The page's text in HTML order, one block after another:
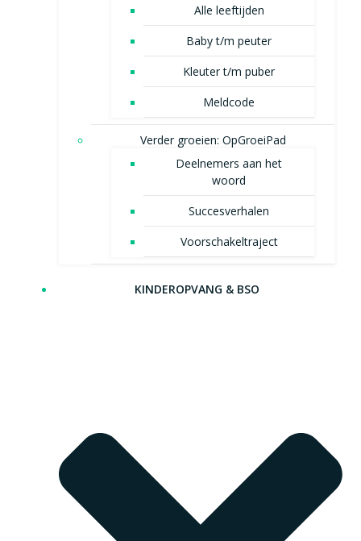
Alle leeftijden
Baby t/m peuter
Kleuter t/m puber
Meldcode
Verder groeien: OpGroeiPad
Deelnemers aan het
woord
Succesverhalen
Voorschakeltraject
KINDEROPVANG & BSO